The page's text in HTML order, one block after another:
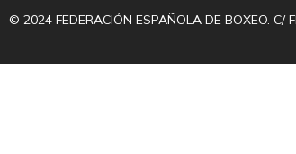
© 2024 FEDERACIÓN ESPAÑOLA DE BOXEO. C/